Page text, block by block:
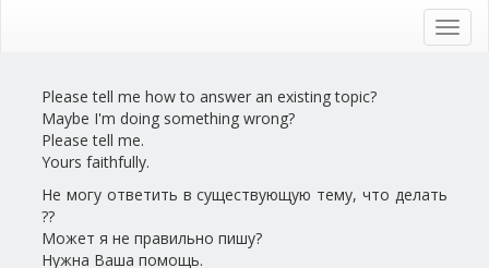
Please tell me how to answer an existing topic?
Maybe I'm doing something wrong?
Please tell me.
Yours faithfully.
Не могу ответить в существующую тему, что делать
??
Может я не правильно пишу?
Нужна Ваша помощь.